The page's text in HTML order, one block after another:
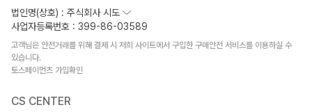
법인명(상호) : 주식회사 시도
사업자등록번호 : 399-86-03589
고객님은 안전거래를 위해 결제 시 저희 사이트에서 구입한 구매안전 서비스를 이용하실 수
있습니다.
토스페이먼츠 가입확인
CS CENTER